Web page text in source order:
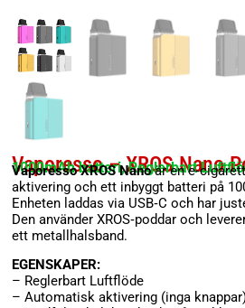
Vaporesso – XROS Nano
1000mAh batteri, Reglerbart
Vaporesso XROS Nanoär en
aktivering och ett inbyggt batteri på
Enheten laddas via USB‑C och har
Den använder XROS‑poddar och
ett metallhalsband.
EGENSKAPER:
– Reglerbart Luftflöde
– Automatisk aktivering (inga